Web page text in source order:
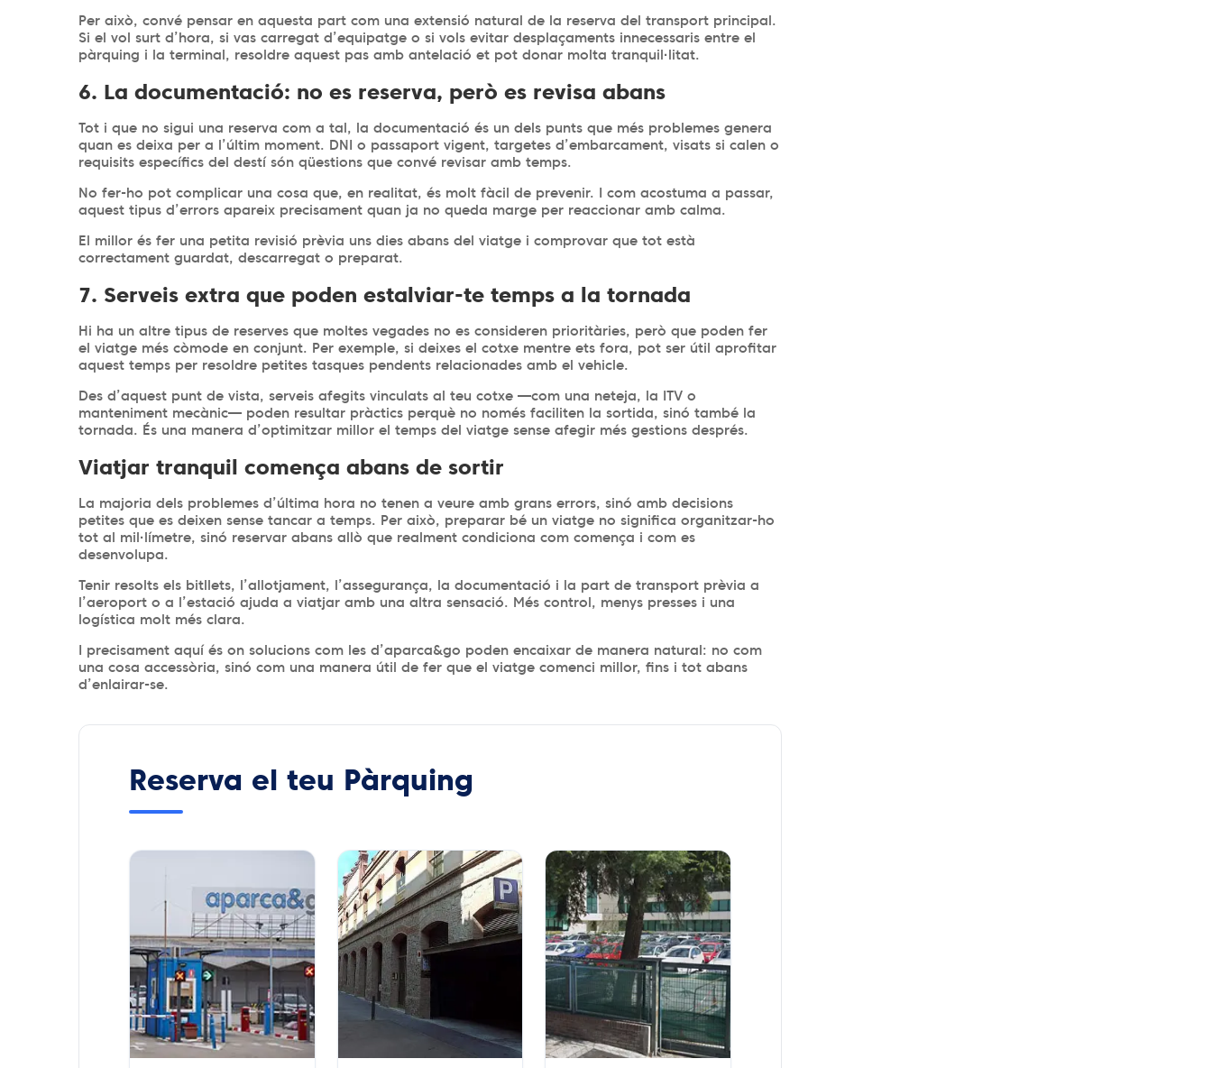
Per això, convé pensar en aquesta part com una extensió natural de la reserva del transport principal.
Si el vol surt d’hora, si vas carregat d’equipatge o si vols evitar desplaçaments innecessaris entre el
pàrquing i la terminal, resoldre aquest pas amb antelació et pot donar molta tranquil·litat.
6. La documentació: no es reserva, però es revisa abans
Tot i que no sigui una reserva com a tal, la documentació és un dels punts que més problemes genera
quan es deixa per a l’últim moment. DNI o passaport vigent, targetes d’embarcament, visats si calen o
requisits específics del destí són qüestions que convé revisar amb temps.
No fer-ho pot complicar una cosa que, en realitat, és molt fàcil de prevenir. I com acostuma a passar,
aquest tipus d’errors apareix precisament quan ja no queda marge per reaccionar amb calma.
El millor és fer una petita revisió prèvia uns dies abans del viatge i comprovar que tot està
correctament guardat, descarregat o preparat.
7. Serveis extra que poden estalviar-te temps a la tornada
Hi ha un altre tipus de reserves que moltes vegades no es consideren prioritàries, però que poden fer
el viatge més còmode en conjunt. Per exemple, si deixes el cotxe mentre ets fora, pot ser útil aprofitar
aquest temps per resoldre petites tasques pendents relacionades amb el vehicle.
Des d’aquest punt de vista, serveis afegits vinculats al teu cotxe —com una neteja, la ITV o
manteniment mecànic— poden resultar pràctics perquè no només faciliten la sortida, sinó també la
tornada. És una manera d’optimitzar millor el temps del viatge sense afegir més gestions després.
Viatjar tranquil comença abans de sortir
La majoria dels problemes d’última hora no tenen a veure amb grans errors, sinó amb decisions
petites que es deixen sense tancar a temps. Per això, preparar bé un viatge no significa organitzar-ho
tot al mil·límetre, sinó reservar abans allò que realment condiciona com comença i com es
desenvolupa.
Tenir resolts els bitllets, l’allotjament, l’assegurança, la documentació i la part de transport prèvia a
l’aeroport o a l’estació ajuda a viatjar amb una altra sensació. Més control, menys presses i una
logística molt més clara.
I precisament aquí és on solucions com les d’aparca&go poden encaixar de manera natural: no com
una cosa accessòria, sinó com una manera útil de fer que el viatge comenci millor, fins i tot abans
d’enlairar-se.
Reserva el teu Pàrquing